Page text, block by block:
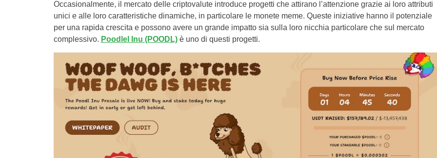
Occasionalmente, il mercato delle criptovalute introduce progetti che attirano l’attenzione grazie ai loro attributi
unici e alle loro caratteristiche dinamiche, in particolare le monete meme. Queste iniziative hanno il potenziale
per una rapida crescita e possono avere un grande impatto sia sulla loro nicchia particolare che sul mercato
complessivo. Poodlel Inu (POODL)è uno di questi progetti.